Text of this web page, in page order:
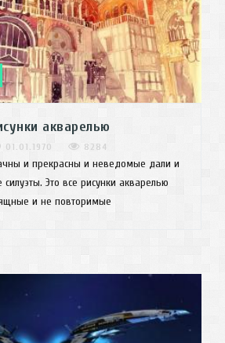
акварелью
01.01.1970 8284
и прекрасны и неведомые дали и
силуэты. Это все рисунки акварелью
и не повторимые